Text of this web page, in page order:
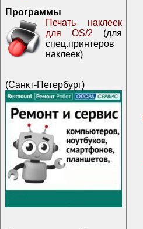
Программы
Печать наклеек
для OS/2 (для
спец.принтеров
наклеек)
(Санкт-Петербург)